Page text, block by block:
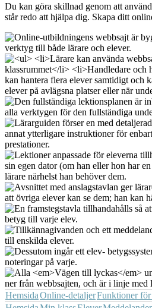
Du kan göra skillnad genom att
står redo att hjälpa dig. Skapa ditt
HemsidaOnline-detaljerFunktioner